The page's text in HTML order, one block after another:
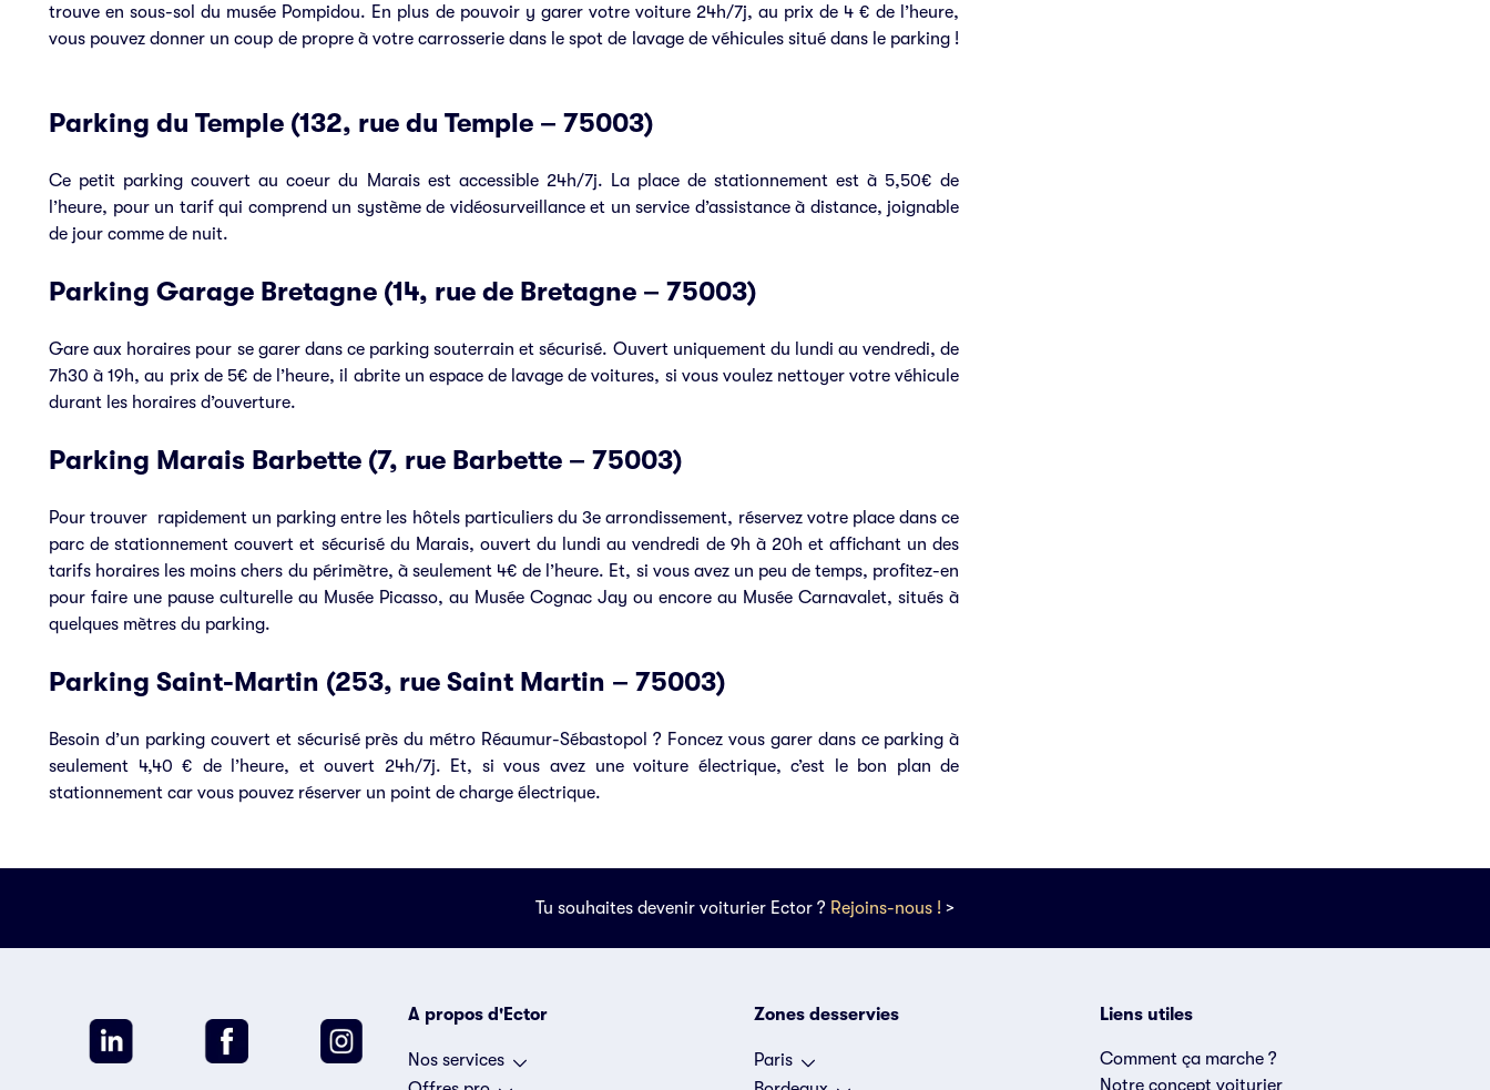
trouve en sous-sol du musée Pompidou. En plus de pouvoir y garer votre voiture 24h/7j, au prix de 4 € de l’heure,
vous pouvez donner un coup de propre à votre carrosserie dans le spot de lavage de véhicules situé dans le parking !
Parking du Temple (132, rue du Temple – 75003)
Ce petit parking couvert au coeur du Marais est accessible 24h/7j. La place de stationnement est à 5,50€ de
l’heure, pour un tarif qui comprend un système de vidéosurveillance et un service d’assistance à distance, joignable
de jour comme de nuit.
Parking Garage Bretagne (14, rue de Bretagne – 75003)
Gare aux horaires pour se garer dans ce parking souterrain et sécurisé. Ouvert uniquement du lundi au vendredi, de
7h30 à 19h, au prix de 5€ de l’heure, il abrite un espace de lavage de voitures, si vous voulez nettoyer votre véhicule
durant les horaires d’ouverture.
Parking Marais Barbette (7, rue Barbette – 75003)
Pour trouver rapidement un parking entre les hôtels particuliers du 3e arrondissement, réservez votre place dans ce
parc de stationnement couvert et sécurisé du Marais, ouvert du lundi au vendredi de 9h à 20h et affichant un des
tarifs horaires les moins chers du périmètre, à seulement 4€ de l’heure. Et, si vous avez un peu de temps, profitez-en
pour faire une pause culturelle au Musée Picasso, au Musée Cognac Jay ou encore au Musée Carnavalet, situés à
quelques mètres du parking.
Parking Saint-Martin (253, rue Saint Martin – 75003)
Besoin d’un parking couvert et sécurisé près du métro Réaumur-Sébastopol ? Foncez vous garer dans ce parking à
seulement 4,40 € de l’heure, et ouvert 24h/7j. Et, si vous avez une voiture électrique, c’est le bon plan de
stationnement car vous pouvez réserver un point de charge électrique.
Tu souhaites devenir voiturier Ector ? Rejoins-nous ! >
A propos d'Ector
Nos services
Zones desservies
Paris
Liens utiles
Comment ça marche ?
Notre concept voiturier